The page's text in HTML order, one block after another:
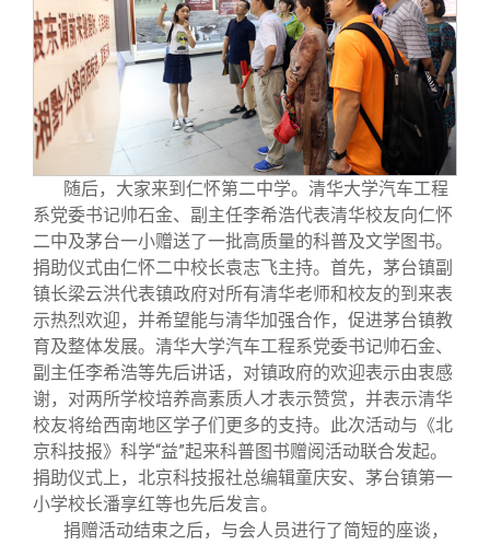
随后，大家来到仁怀第二中学。清华大学汽车工程
系党委书记帅石金、副主任李希浩代表清华校友向仁怀
二中及茅台一小赠送了一批高质量的科普及文学图书。
捐助仪式由仁怀二中校长袁志飞主持。首先，茅台镇副
镇长梁云洪代表镇政府对所有清华老师和校友的到来表
示热烈欢迎，并希望能与清华加强合作，促进茅台镇教
育及整体发展。清华大学汽车工程系党委书记帅石金、
副主任李希浩等先后讲话，对镇政府的欢迎表示由衷感
谢，对两所学校培养高素质人才表示赞赏，并表示清华
校友将给西南地区学子们更多的支持。此次活动与《北
京科技报》科学“益”起来科普图书赠阅活动联合发起。
捐助仪式上，北京科技报社总编辑童庆安、茅台镇第一
小学校长潘享红等也先后发言。
捐赠活动结束之后，与会人员进行了简短的座谈，